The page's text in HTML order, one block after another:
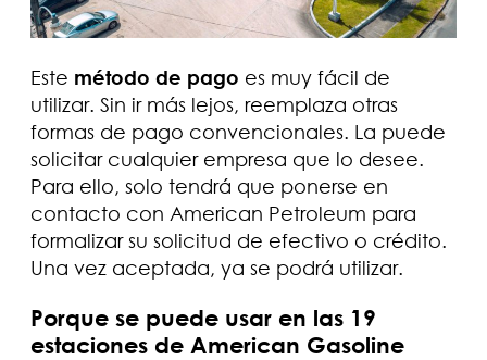
Este método de pago es muy fácil de
utilizar. Sin ir más lejos, reemplaza otras
formas de pago convencionales. La puede
solicitar cualquier empresa que lo desee.
Para ello, solo tendrá que ponerse en
contacto con American Petroleum para
formalizar su solicitud de efectivo o crédito.
Una vez aceptada, ya se podrá utilizar.
Porque se puede usar en las 19
estaciones de American Gasoline